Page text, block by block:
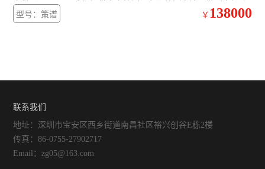
定做（DIBP）。我们提供全套检测设备及检测方法，做到交钥匙
工程。
型号：策谱 ￥ 138000
联系我们
地址：深圳市宝安区西乡街道南昌社区裕兴创谷E栋2楼
传真：86-0755-27902717
Email：zg05@163.com